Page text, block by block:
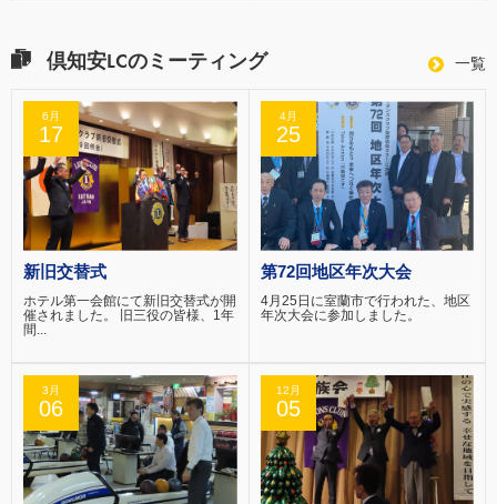
倶知安LCのミーティング 一覧
6月
17
新旧交替式
ホテル第一会館にて新旧交替式が開
催されました。 旧三役の皆様、1年
間...
4月
25
第72回地区年次大会
4月25日に室蘭市で行われた、地区
年次大会に参加しました。
3月
06
12月
05